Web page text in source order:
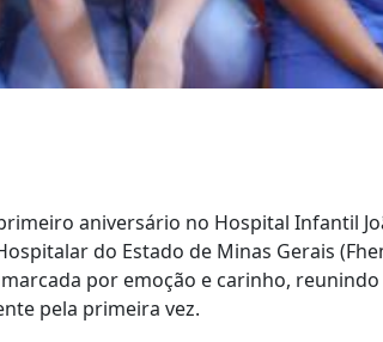
aniversário no Hospital Infantil
do Estado de Minas Gerais
por emoção e carinho,
pela primeira vez.